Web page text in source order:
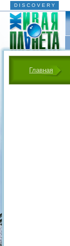
D I S C O V E R Y
Главная